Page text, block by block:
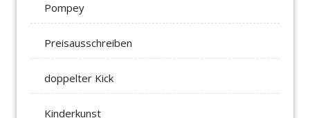
Pompey
Preisausschreiben
doppelter Kick
Kinderkunst